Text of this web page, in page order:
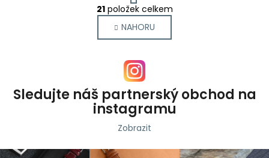
v
l
á
d
a
c
í
p
r
v
k
r
á
n
k
v
á
í
21položek celkem
NAHORU
Sledujte náš partnerský obchod na
instagramu
Zobrazit